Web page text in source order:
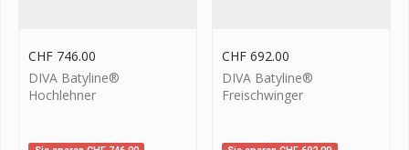
DIVA Batyline®
Hochlehner
CHF 746.00
DIVA Batyline®
Freischwinger
CHF 692.00